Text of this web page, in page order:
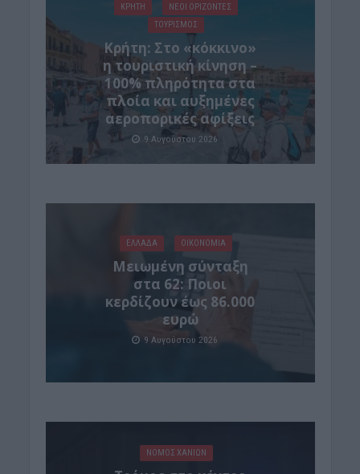
ΚΡΗΤΗ
ΝΕΟΙ ΟΡΙΖΟΝΤΕΣ
ΤΟΥΡΙΣΜΟΣ
Κρήτη: Στο «κόκκινο»
η τουριστική κίνηση –
100% πληρότητα στα
πλοία και αυξημένες
αεροπορικές αφίξεις
9 Αυγούστου 2026
ΕΛΛΑΔΑ ΟΙΚΟΝΟΜΙΑ
Μειωμένη σύνταξη
στα 62: Ποιοι
κερδίζουν έως 86.000
ευρώ
9 Αυγούστου 2026
ΝΟΜΌΣ ΧΑΝΊΩΝ